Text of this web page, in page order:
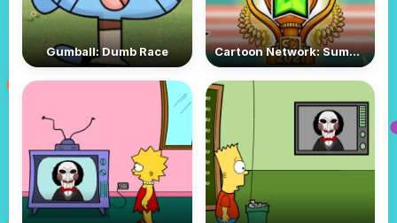
Gumball: Dumb Race Cartoon Network: Summer Games